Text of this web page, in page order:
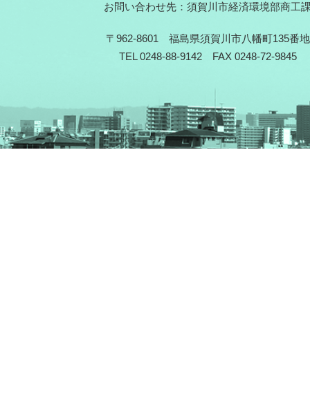
お問い合わせ先：須賀川市経済環境部商工
〒962-8601 福島県須賀川市八幡町135番地
TEL 0248-88-9142 FAX 0248-72-9845